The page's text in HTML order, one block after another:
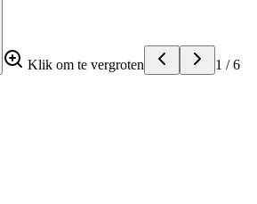
Klik om te vergroten 1 /6